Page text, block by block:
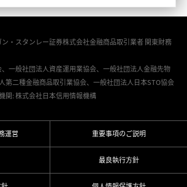
・スタンレー証券株式会社金融商品取引業者 関東財務
一般社団法人資産運用業協会、一般社団法人金融先物
第二種金融商品取引業協会、一般社団法人日本STO協会
関: 株式会社日本信用情報機構
運営 重要事項のご説明
最良執行方針